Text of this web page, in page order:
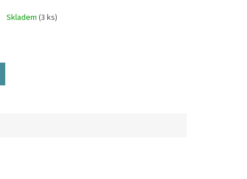
Skladem(3 ks)